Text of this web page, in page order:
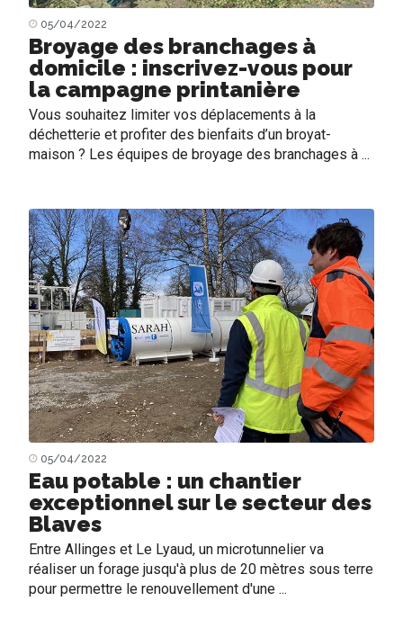
05/04/2022
Broyage des branchages à
domicile : inscrivez-vous pour
la campagne printanière
Vous souhaitez limiter vos déplacements à la
déchetterie et profiter des bienfaits d’un broyat-
maison ? Les équipes de broyage des branchages à ...
05/04/2022
Eau potable : un chantier
exceptionnel sur le secteur des
Blaves
Entre Allinges et Le Lyaud, un microtunnelier va
réaliser un forage jusqu'à plus de 20 mètres sous terre
pour permettre le renouvellement d'une ...